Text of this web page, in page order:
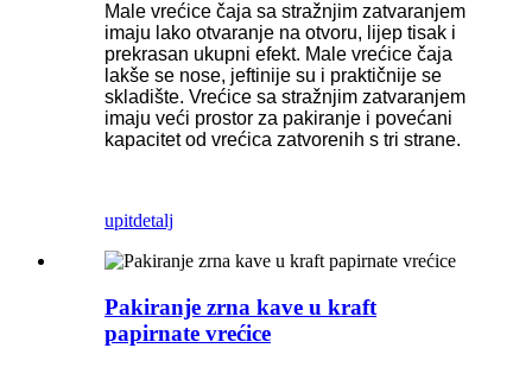
Male vrećice čaja sa stražnjim zatvaranjem
imaju lako otvaranje na otvoru, lijep tisak i
prekrasan ukupni efekt. Male vrećice čaja
lakše se nose, jeftinije su i praktičnije se
skladište. Vrećice sa stražnjim zatvaranjem
imaju veći prostor za pakiranje i povećani
kapacitet od vrećica zatvorenih s tri strane.
upitdetalj
Pakiranje zrna kave u kraft
papirnate vrećice